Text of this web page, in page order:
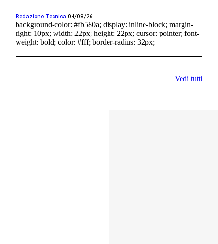
Redazione Tecnica 04/08/26
background-color: #fb580a; display: inline-block; margin-
right: 10px; width: 22px; height: 22px; cursor: pointer; font-
weight: bold; color: #fff; border-radius: 32px;
Vedi tutti